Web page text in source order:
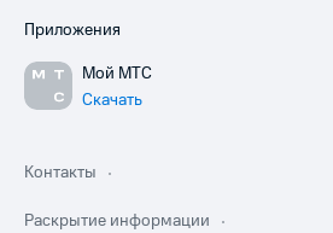
Приложения
Мой МТС
Скачать
Контакты
Раскрытие информации